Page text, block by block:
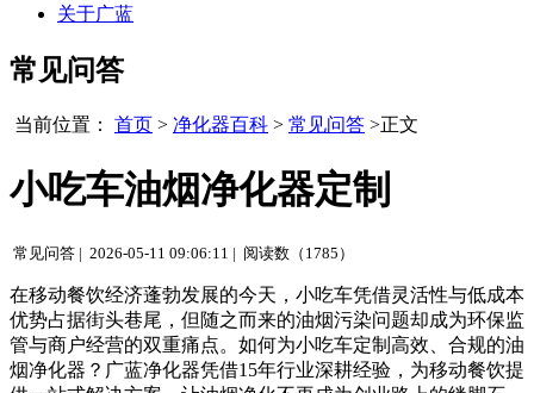
关于广蓝
常见问答
当前位置： 首页 > 净化器百科 > 常见问答 >正文
小吃车油烟净化器定制
常见问答 | 2026-05-11 09:06:11 | 阅读数（1785）
在移动餐饮经济蓬勃发展的今天，小吃车凭借灵活性与低成本
优势占据街头巷尾，但随之而来的油烟污染问题却成为环保监
管与商户经营的双重痛点。如何为小吃车定制高效、合规的油
烟净化器？广蓝净化器凭借15年行业深耕经验，为移动餐饮提